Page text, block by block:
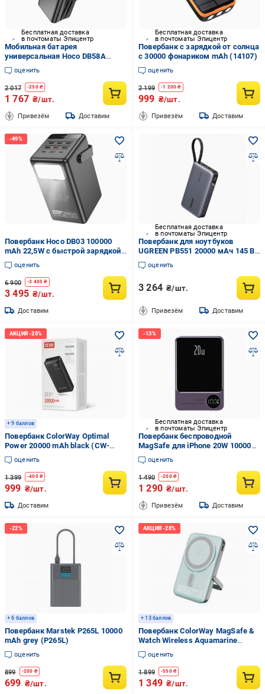
Бесплатная доставка
в почтоматы Эпицентр
Мобильная батарея
универсальная Hoco DB58A
Plentiful 22,5W fully compatible 40
000mAh Черный
оценить
2 017 -250₴
1 767 ₴/шт.
Привезём Доставим
Бесплатная доставка
в почтоматы Эпицентр
Повербанк с зарядкой от солнца
с 30000 фонариком mAh (14107)
оценить
2 199 -1 200 ₴
999 ₴/шт.
Привезём Доставим
Повербанк Hoco DB03 100000
mAh 22,5W с быстрой зарядкой
и фонариком Черный
(PB240126)
оценить
6 900 -3 405 ₴
3 495 ₴/шт.
Доставим
Бесплатная доставка
в почтоматы Эпицентр
Повербанк для ноутбуков
UGREEN PB551 20000 мАч 145 Вт
Темно-серый (55992)
оценить
3 264 ₴/шт.
Привезём Доставим
+ 9 баллов
Повербанк ColorWay Optimal
Power 20000 mAh black (CW-
PB200LPB5BK-PDD)
оценить
1 399 -400₴
999 ₴/шт.
Доставим
Бесплатная доставка
в почтоматы Эпицентр
Повербанк беспроводной
MagSafe для iPhone 20W 10000
mAh (14023040)
оценить
1 490 -200₴
1 290 ₴/шт.
Привезём Доставим
+ 6 баллов
Повербанк Marstek P265L 10000
mAh grey (P265L)
оценить
899 -200 ₴
699 ₴/шт.
+ 13 баллов
Повербанк ColorWay MagSafe &
Watch Wireless Aquamarine
10000 mAh (CW-PB100LPA2MT-
WPDD)
оценить
1 899 -550₴
1 349 ₴/шт.